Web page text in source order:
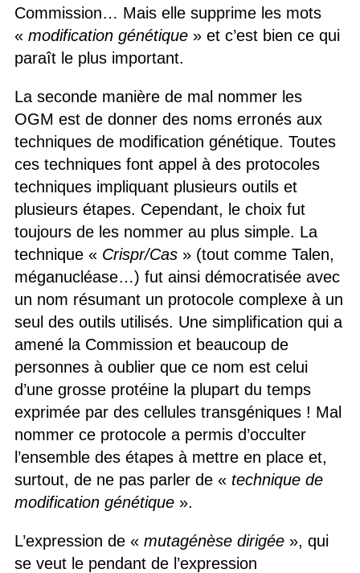
Commission… Mais elle supprime les mots
« modification génétique» et c’est bien ce qui
paraît le plus important.
La seconde manière de mal nommer les
OGM est de donner des noms erronés aux
techniques de modification génétique. Toutes
ces techniques font appel à des protocoles
techniques impliquant plusieurs outils et
plusieurs étapes. Cependant, le choix fut
toujours de les nommer au plus simple. La
technique « Crispr/Cas» (tout comme Talen,
méganucléase…) fut ainsi démocratisée avec
un nom résumant un protocole complexe à un
seul des outils utilisés. Une simplification qui a
amené la Commission et beaucoup de
personnes à oublier que ce nom est celui
d’une grosse protéine la plupart du temps
exprimée par des cellules transgéniques ! Mal
nommer ce protocole a permis d’occulter
l’ensemble des étapes à mettre en place et,
surtout, de ne pas parler de « technique de
modification génétique».
L’expression de « mutagénèse dirigée», qui
se veut le pendant de l’expression